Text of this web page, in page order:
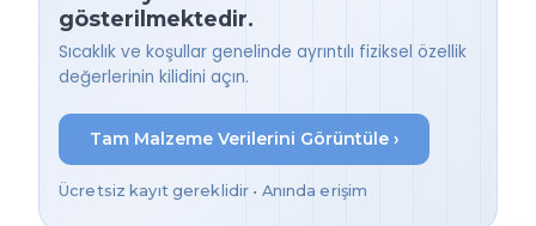
gösterilmektedir.
Sıcaklık ve koşullar genelinde ayrıntılı fiziksel özellik
değerlerinin kilidini açın.
Tam Malzeme Verilerini Görüntüle ›
Ücretsiz kayıt gereklidir • Anında erişim